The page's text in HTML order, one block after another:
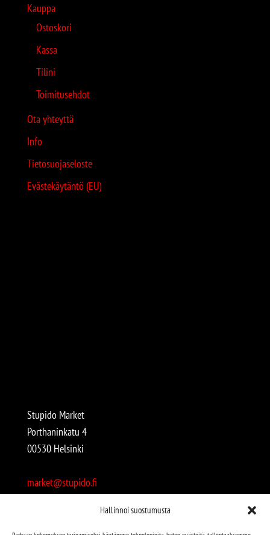
Hallinnoi suostumusta
Kauppa
Ostoskori
Kassa
Tilini
Toimitusehdot
Ota yhteyttä
Info
Tietosuojaseloste
Evästekäytäntö (EU)
Stupido Market
Porthaninkatu 4
00530 Helsinki
market@stupido.fi